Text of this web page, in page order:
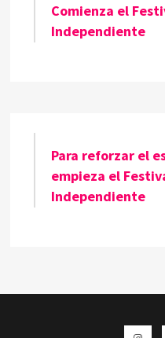
Comienza el
Independiente
Para reforzar el
empieza el
Independiente